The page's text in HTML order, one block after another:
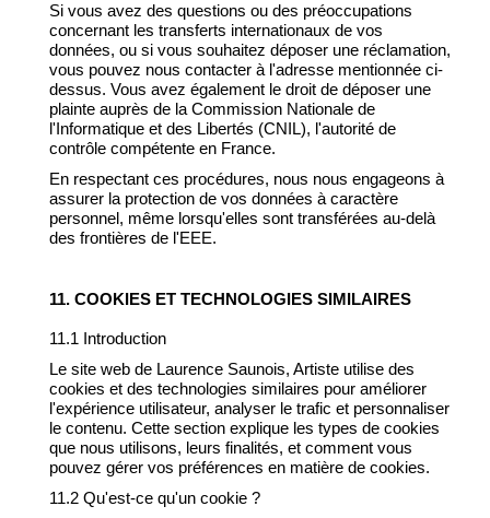
Si vous avez des questions ou des préoccupations
concernant les transferts internationaux de vos
données, ou si vous souhaitez déposer une réclamation,
vous pouvez nous contacter à l'adresse mentionnée ci-
dessus. Vous avez également le droit de déposer une
plainte auprès de la Commission Nationale de
l'Informatique et des Libertés (CNIL), l'autorité de
contrôle compétente en France.
En respectant ces procédures, nous nous engageons à
assurer la protection de vos données à caractère
personnel, même lorsqu'elles sont transférées au-delà
des frontières de l'EEE.
11. COOKIES ET TECHNOLOGIES SIMILAIRES
11.1 Introduction
Le site web de Laurence Saunois, Artiste utilise des
cookies et des technologies similaires pour améliorer
l'expérience utilisateur, analyser le trafic et personnaliser
le contenu. Cette section explique les types de cookies
que nous utilisons, leurs finalités, et comment vous
pouvez gérer vos préférences en matière de cookies.
11.2 Qu'est-ce qu'un cookie ?